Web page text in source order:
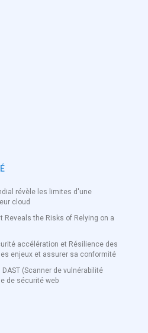
révèle les limites d'une
cloud
Reveals the Risks of Relying on a
accélération et Résilience des
enjeux et assurer sa conformité
(Scanner de vulnérabilité
de sécurité web